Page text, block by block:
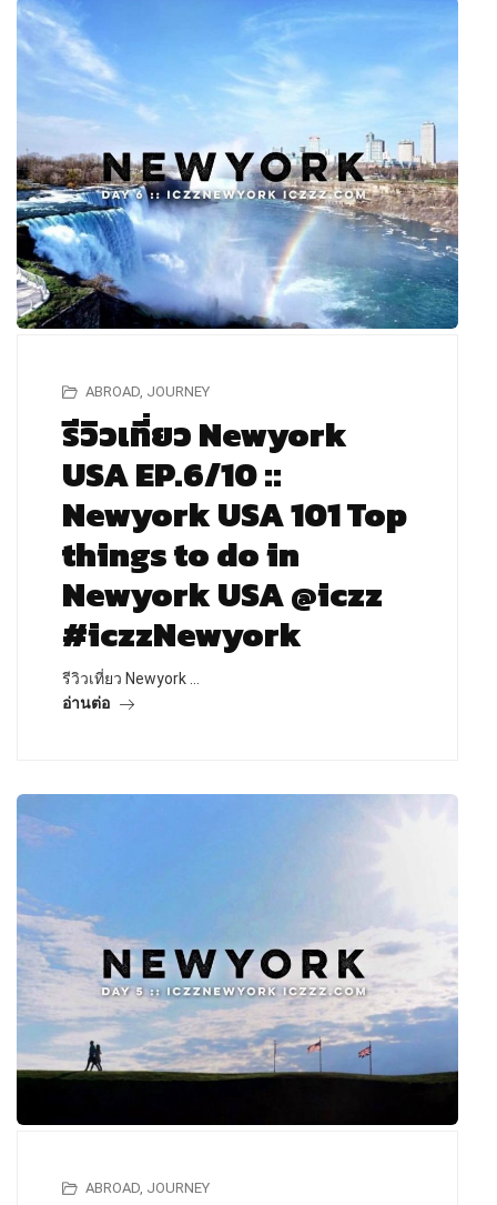
ABROAD JOURNEY
รีวิวเที่ยว Newyork
USA EP.6/10 ::
Newyork USA 101 Top
things to do in
Newyork USA @iczz
#iczzNewyork
รีวิวเที่ยว Newyork …
อ่านต่อ
ABROAD, JOURNEY